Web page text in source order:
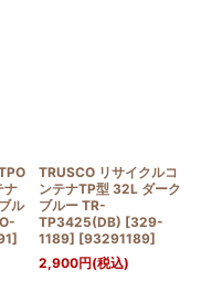
ナ
ル
TRUSCO リサイクルコ
ンテナTP型 32L ダーク
ブルー TR-
TP3425(DB) [329-
1189] [93291189]
2,900円(税込)